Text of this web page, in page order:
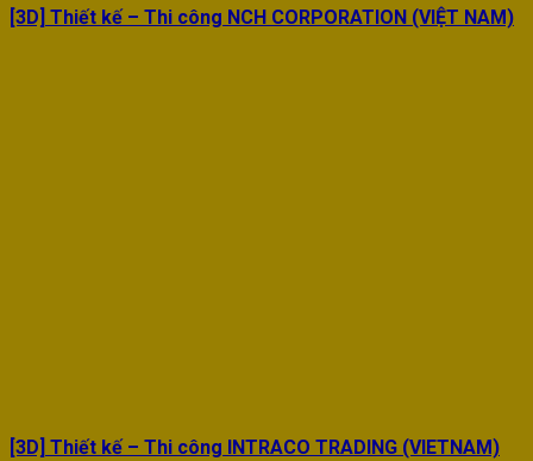
[3D] Thiết kế – Thi công NCH CORPORATION (VIỆT NAM)
[3D] Thiết kế – Thi công INTRACO TRADING (VIETNAM)